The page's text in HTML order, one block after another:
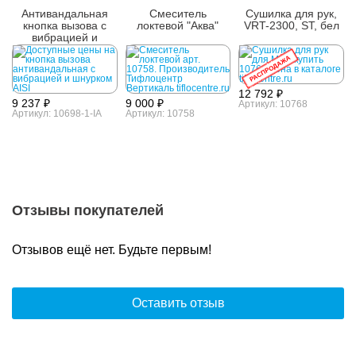
Антивандальная
кнопка вызова с
вибрацией и
шнурком AISI 304
9 237 ₽
Артикул: 10698-1-IA
Смеситель
локтевой "Аква"
9 000 ₽
Артикул: 10758
РАСПРОДАЖА
Сушилка для рук,
VRT-2300, ST, бел
12 792 ₽
Артикул: 10768
Отзывы покупателей
Отзывов ещё нет. Будьте первым!
Оставить отзыв